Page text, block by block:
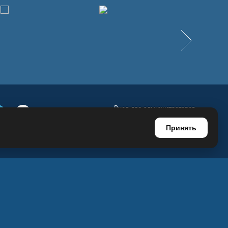
Вперёд
Вход для администраторов
Регистрация для администраторов
Принять